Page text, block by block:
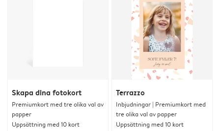
Skapa dina fotokort
Premiumkort med tre olika val av
papper
Uppsättning med 10 kort
Terrazzo
Inbjudningar | Premiumkort med
tre olika val av papper
Uppsättning med 10 kort